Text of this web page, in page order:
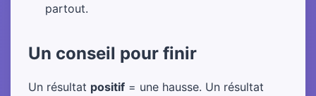
partout.
Un conseil pour finir
Un résultat positif = une hausse. Un résultat